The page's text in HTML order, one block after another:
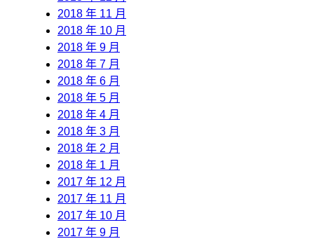
2018 年 11 月
2018 年 10 月
2018 年 9 月
2018 年 7 月
2018 年 6 月
2018 年 5 月
2018 年 4 月
2018 年 3 月
2018 年 2 月
2018 年 1 月
2017 年 12 月
2017 年 11 月
2017 年 10 月
2017 年 9 月